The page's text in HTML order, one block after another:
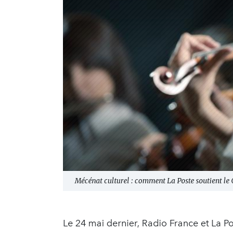
Mécénat culturel : comment La Poste soutient le
Le 24 mai dernier, Radio France et La